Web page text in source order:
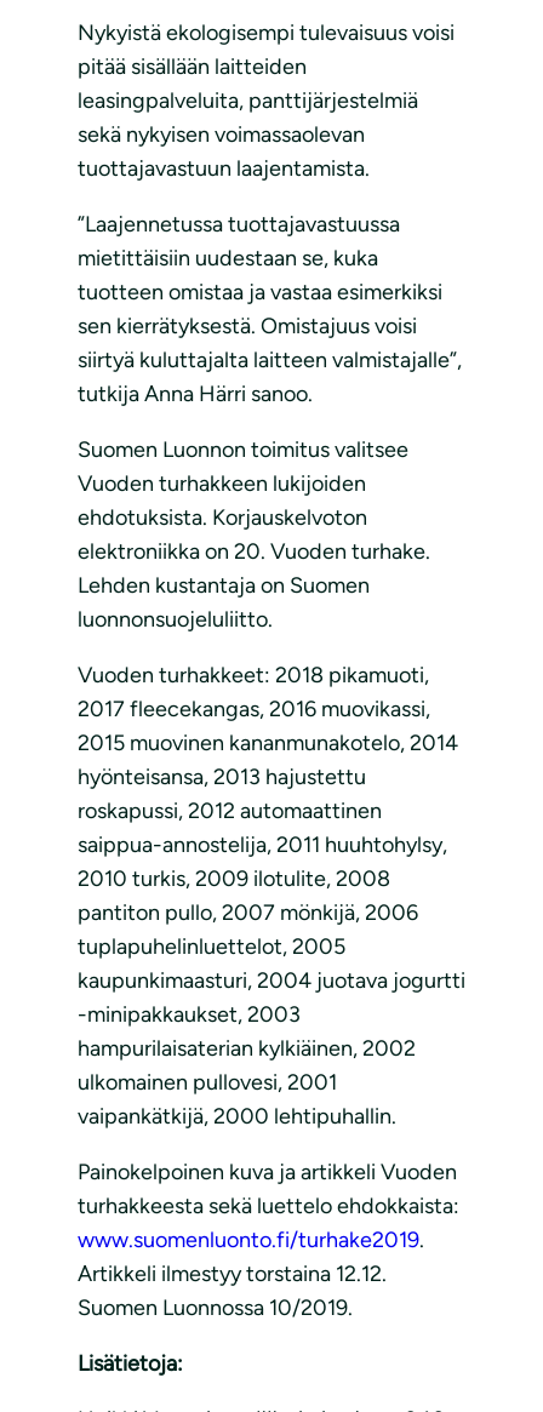
Nykyistä ekologisempi tulevaisuus voisi
pitää sisällään laitteiden
leasingpalveluita, panttijärjestelmiä
sekä nykyisen voimassaolevan
tuottajavastuun laajentamista.
”Laajennetussa tuottajavastuussa
mietittäisiin uudestaan se, kuka
tuotteen omistaa ja vastaa esimerkiksi
sen kierrätyksestä. Omistajuus voisi
siirtyä kuluttajalta laitteen valmistajalle”,
tutkija Anna Härri sanoo.
Suomen Luonnon toimitus valitsee
Vuoden turhakkeen lukijoiden
ehdotuksista. Korjauskelvoton
elektroniikka on 20. Vuoden turhake.
Lehden kustantaja on Suomen
luonnonsuojeluliitto.
Vuoden turhakkeet: 2018 pikamuoti,
2017 fleecekangas, 2016 muovikassi,
2015 muovinen kananmunakotelo, 2014
hyönteisansa, 2013 hajustettu
roskapussi, 2012 automaattinen
saippua-annostelija, 2011 huuhtohylsy,
2010 turkis, 2009 ilotulite, 2008
pantiton pullo, 2007 mönkijä, 2006
tuplapuhelinluettelot, 2005
kaupunkimaasturi, 2004 juotava jogurtti
-minipakkaukset, 2003
hampurilaisaterian kylkiäinen, 2002
ulkomainen pullovesi, 2001
vaipankätkijä, 2000 lehtipuhallin.
Painokelpoinen kuva ja artikkeli Vuoden
turhakkeesta sekä luettelo ehdokkaista:
www.suomenluonto.fi/turhake2019.
Artikkeli ilmestyy torstaina 12.12.
Suomen Luonnossa 10/2019.
Lisätietoja: